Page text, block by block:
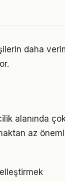
daha
alanında
az